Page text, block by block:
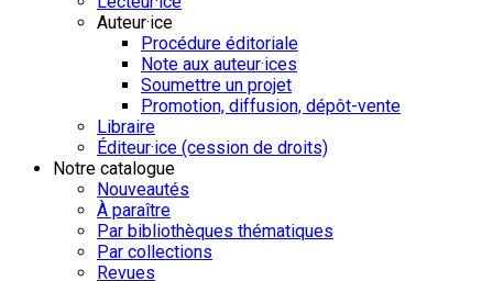
Auteur·ice
Procédure éditoriale
Note aux auteur·ices
Soumettre un projet
Promotion, diffusion, dépôt-vente
Libraire
Éditeur·ice (cession de droits)
Notre catalogue
Nouveautés
À paraître
Par bibliothèques thématiques
Par collections
Revues